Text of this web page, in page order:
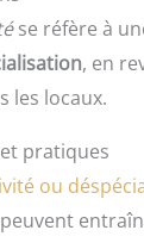
se réfère à
, en
les locaux.
pratiques
ou